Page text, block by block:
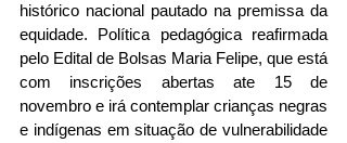
histórico nacional pautado na premissa da
equidade. Política pedagógica reafirmada
pelo Edital de Bolsas Maria Felipe, que está
com inscrições abertas ate 15 de
novembro e irá contemplar crianças negras
e indígenas em situação de vulnerabilidade